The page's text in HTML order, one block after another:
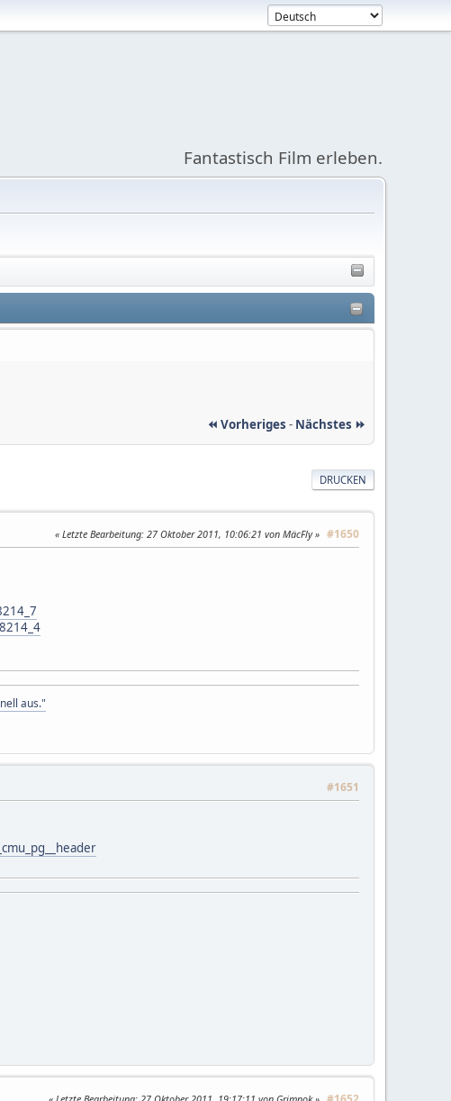
Fantastisch Film erleben.
⏪ Vorheriges - Nächstes ⏩
DRUCKEN
#1650
Letzte Bearbeitung: 27 Oktober 2011, 10:06:21 von MäcFly
aus."
#1651